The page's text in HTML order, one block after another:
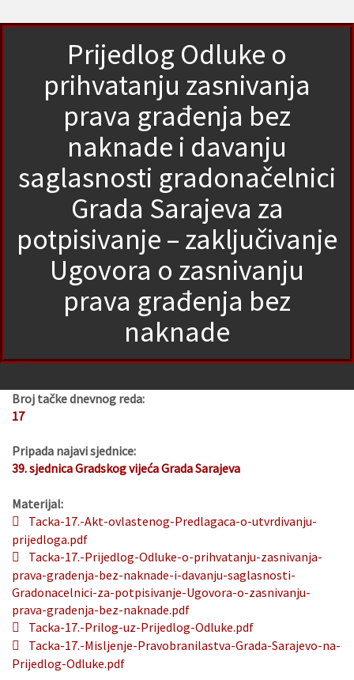
Prijedlog Odluke o
prihvatanju zasnivanja
prava građenja bez
naknade i davanju
saglasnosti gradonačelnici
Grada Sarajeva za
potpisivanje – zaključivanje
Ugovora o zasnivanju
prava građenja bez
naknade
Broj tačke dnevnog reda:
17
Pripada najavi sjednice:
39. sjednica Gradskog vijeća Grada Sarajeva
Materijal:
Tacka-17.-Akt-ovlastenog-Predlagaca-o-utvrdivanju-
prijedloga.pdf
Tacka-17.-Prijedlog-Odluke-o-prihvatanju-zasnivanja-
prava-gradenja-bez-naknade-i-davanju-saglasnosti-
Gradonacelnici-za-potpisivanje-Ugovora-o-zasnivanju-
prava-gradenja-bez-naknade.pdf
Tacka-17.-Prilog-uz-Prijedlog-Odluke.pdf
Tacka-17.-Misljenje-Pravobranilastva-Grada-Sarajevo-na-
Prijedlog-Odluke.pdf